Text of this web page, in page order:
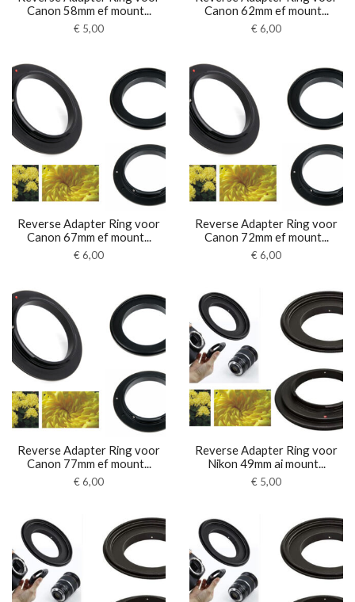
Canon 58mm ef mount...
€ 5,00
Canon 62mm ef mount...
€6,00
Reverse Adapter Ring voor
Canon 67mm ef mount...
€6,00
Reverse Adapter Ring voor
Canon 72mm ef mount...
€6,00
Reverse Adapter Ring voor
Canon 77mm ef mount...
€6,00
Reverse Adapter Ring voor
Nikon 49mm ai mount...
€ 5,00